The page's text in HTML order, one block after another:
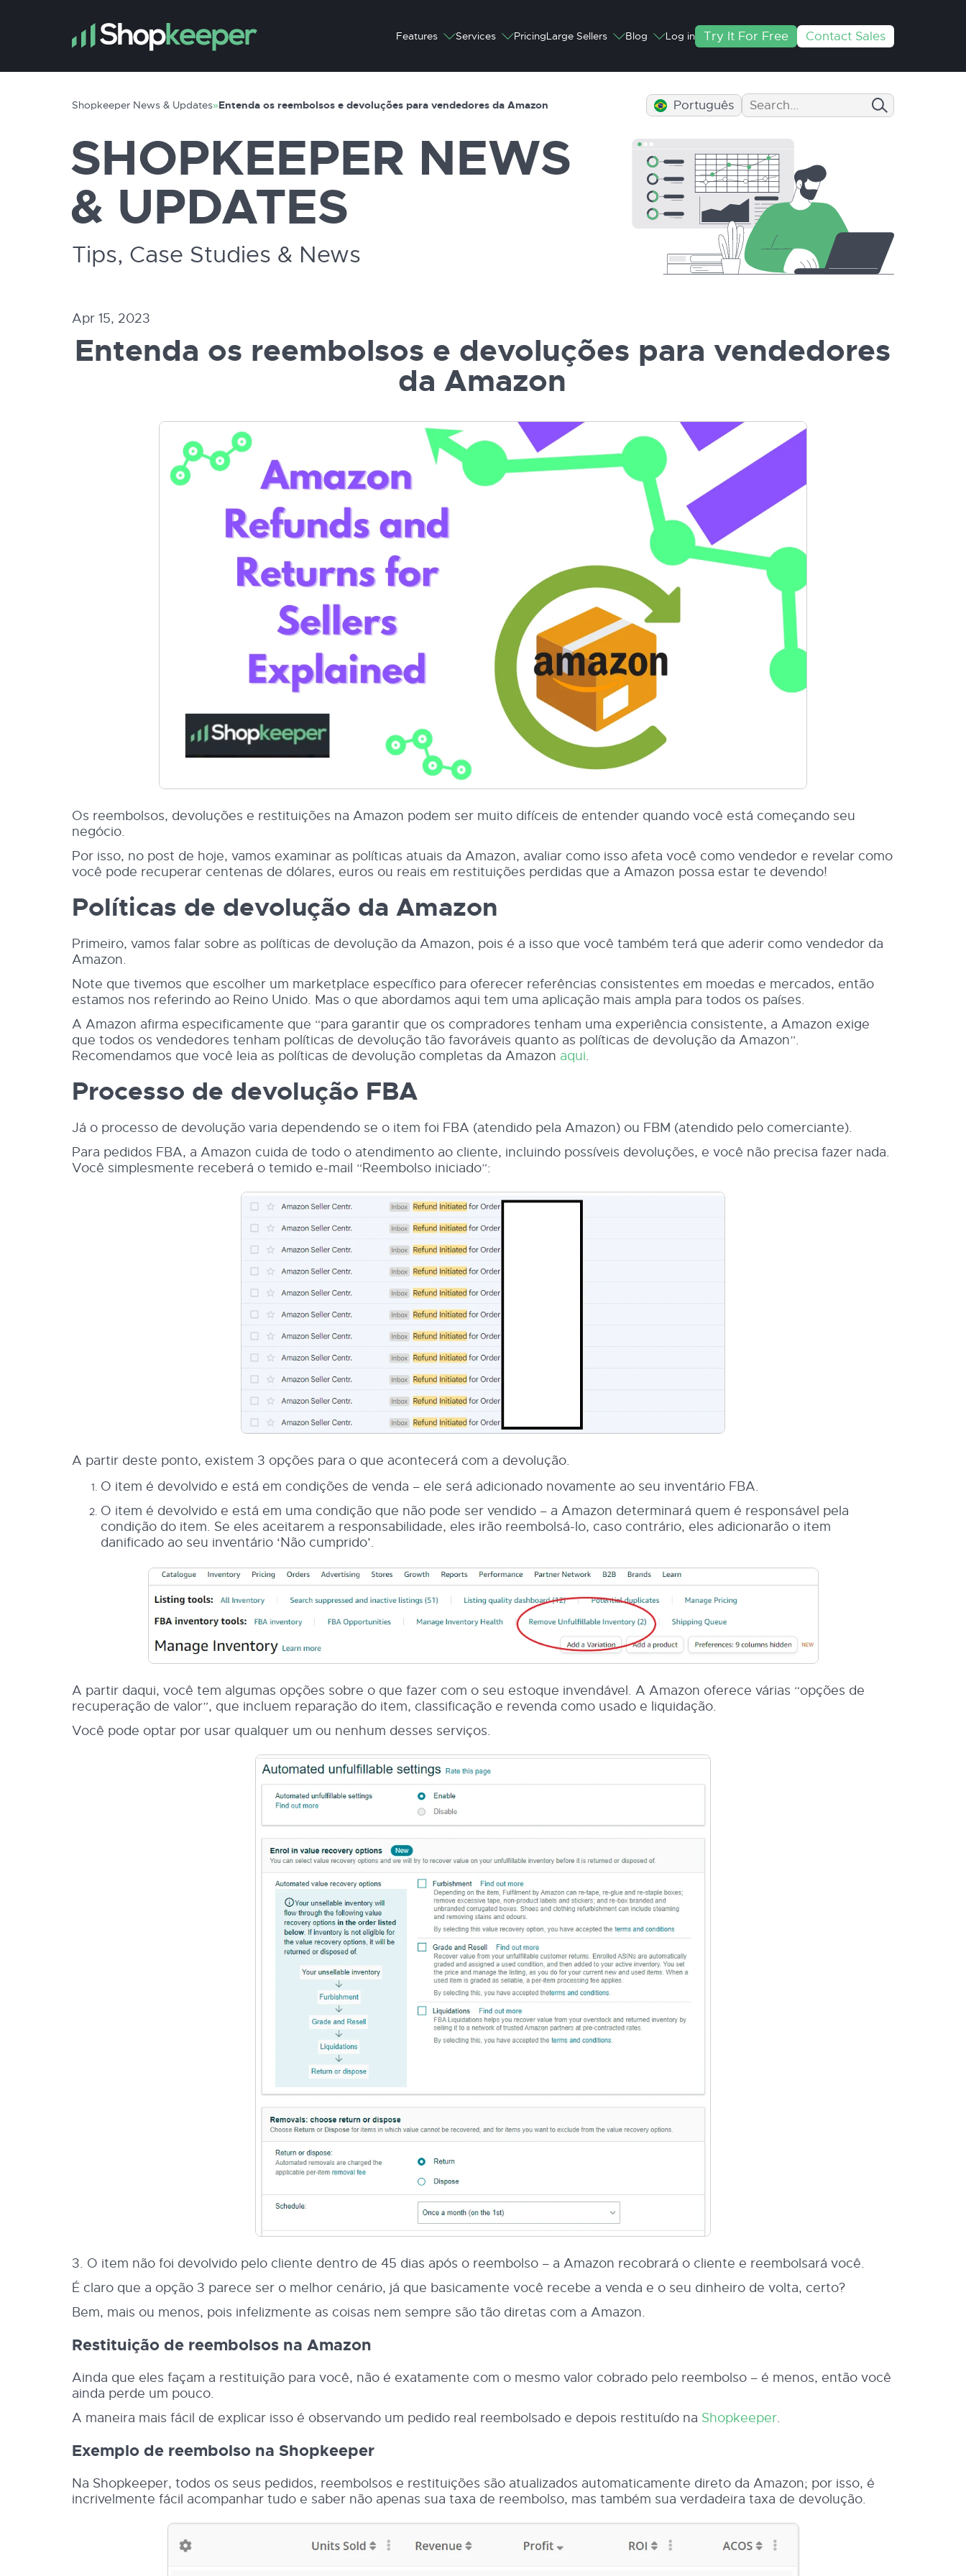
Features Services PricingLarge Sellers Blog Log in Try It For Free Contact Sales
Shopkeeper News & Updates»Entenda os reembolsos e devoluções para vendedores da Amazon Português
SHOPKEEPER NEWS
& UPDATES
Tips, Case Studies & News
Apr 15, 2023
Entenda os reembolsos e devoluções para vendedores
da Amazon
Os reembolsos, devoluções e restituições na Amazon podem ser muito difíceis de entender quando você está começando seu
negócio.
Por isso, no post de hoje, vamos examinar as políticas atuais da Amazon, avaliar como isso afeta você como vendedor e revelar como
você pode recuperar centenas de dólares, euros ou reais em restituições perdidas que a Amazon possa estar te devendo!
Políticas de devolução da Amazon
Primeiro, vamos falar sobre as políticas de devolução da Amazon, pois é a isso que você também terá que aderir como vendedor da
Amazon.
Note que tivemos que escolher um marketplace específico para oferecer referências consistentes em moedas e mercados, então
estamos nos referindo ao Reino Unido. Mas o que abordamos aqui tem uma aplicação mais ampla para todos os países.
A Amazon afirma especificamente que “para garantir que os compradores tenham uma experiência consistente, a Amazon exige
que todos os vendedores tenham políticas de devolução tão favoráveis quanto as políticas de devolução da Amazon”.
Recomendamos que você leia as políticas de devolução completas da Amazon aqui.
Processo de devolução FBA
Já o processo de devolução varia dependendo se o item foi FBA (atendido pela Amazon) ou FBM (atendido pelo comerciante).
Para pedidos FBA, a Amazon cuida de todo o atendimento ao cliente, incluindo possíveis devoluções, e você não precisa fazer nada.
Você simplesmente receberá o temido e-mail “Reembolso iniciado”:
A partir deste ponto, existem 3 opções para o que acontecerá com a devolução.
O item é devolvido e está em condições de venda – ele será adicionado novamente ao seu inventário FBA.
O item é devolvido e está em uma condição que não pode ser vendido – a Amazon determinará quem é responsável pela
condição do item. Se eles aceitarem a responsabilidade, eles irão reembolsá-lo, caso contrário, eles adicionarão o item
danificado ao seu inventário ‘Não cumprido’.
A partir daqui, você tem algumas opções sobre o que fazer com o seu estoque invendável. A Amazon oferece várias “opções de
recuperação de valor”, que incluem reparação do item, classificação e revenda como usado e liquidação.
Você pode optar por usar qualquer um ou nenhum desses serviços.
3. O item não foi devolvido pelo cliente dentro de 45 dias após o reembolso – a Amazon recobrará o cliente e reembolsará você.
É claro que a opção 3 parece ser o melhor cenário, já que basicamente você recebe a venda e o seu dinheiro de volta, certo?
Bem, mais ou menos, pois infelizmente as coisas nem sempre são tão diretas com a Amazon.
Restituição de reembolsos na Amazon
Ainda que eles façam a restituição para você, não é exatamente com o mesmo valor cobrado pelo reembolso – é menos, então você
ainda perde um pouco.
A maneira mais fácil de explicar isso é observando um pedido real reembolsado e depois restituído na Shopkeeper.
Exemplo de reembolso na Shopkeeper
Na Shopkeeper, todos os seus pedidos, reembolsos e restituições são atualizados automaticamente direto da Amazon; por isso, é
incrivelmente fácil acompanhar tudo e saber não apenas sua taxa de reembolso, mas também sua verdadeira taxa de devolução.